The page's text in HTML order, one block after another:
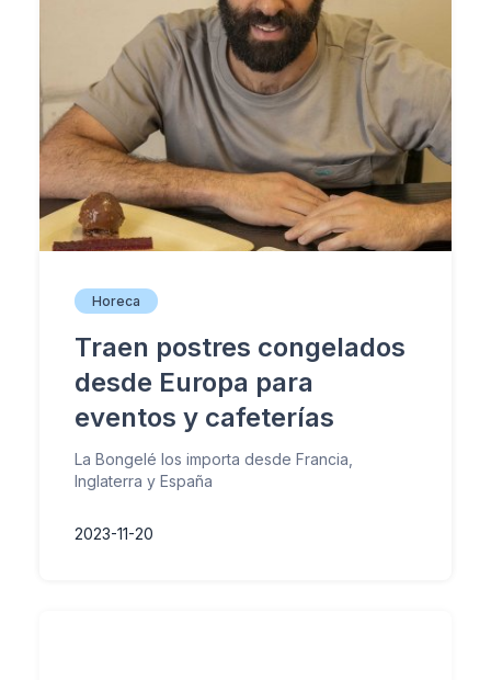
Horeca
Traen postres congelados
desde Europa para
eventos y cafeterías
La Bongelé los importa desde Francia,
Inglaterra y España
2023-11-20